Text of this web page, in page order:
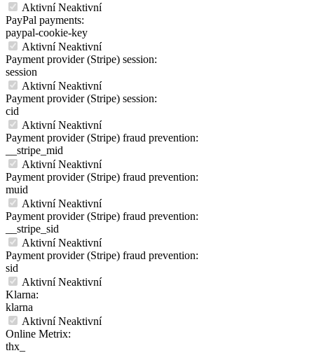
Aktivní Neaktivní
PayPal payments:
paypal-cookie-key
Aktivní Neaktivní
Payment provider (Stripe) session:
session
Aktivní Neaktivní
Payment provider (Stripe) session:
cid
Aktivní Neaktivní
Payment provider (Stripe) fraud prevention:
__stripe_mid
Aktivní Neaktivní
Payment provider (Stripe) fraud prevention:
muid
Aktivní Neaktivní
Payment provider (Stripe) fraud prevention:
__stripe_sid
Aktivní Neaktivní
Payment provider (Stripe) fraud prevention:
sid
Aktivní Neaktivní
Klarna:
klarna
Aktivní Neaktivní
Online Metrix:
thx_